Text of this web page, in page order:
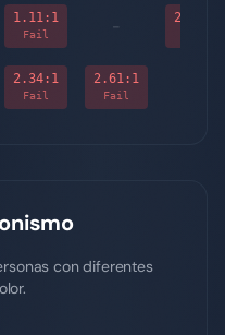
1.11:1
Fail - 2.61
2.34:1
Fail
2.61:1
Fail
con diferentes